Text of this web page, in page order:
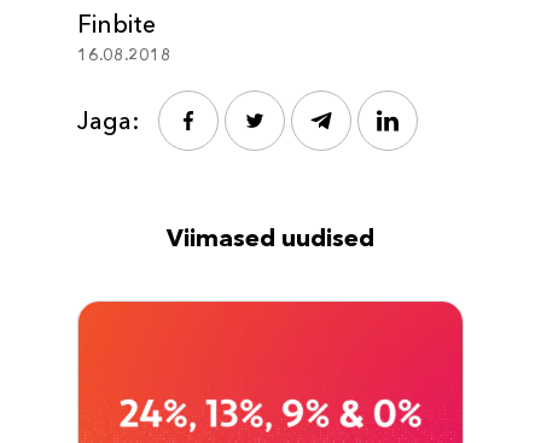
Finbite
16.08.2018
Jaga:
Viimased uudised